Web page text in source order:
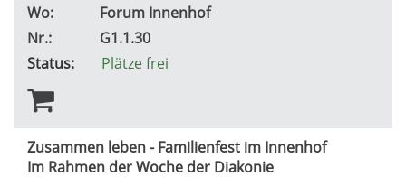
Wo:
Forum Innenhof
Nr.:
G1.1.30
Status:
Plätze frei
Zusammen leben - Familienfest im Innenhof
Im Rahmen der Woche der Diakonie